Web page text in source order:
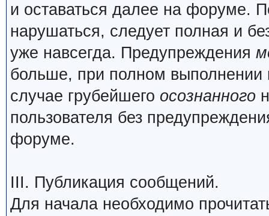
и оставаться далее на форуме.
нарушаться, следует полная и
уже навсегда. Предупреждения
больше, при полном
случае грубейшего осознанного
пользователя без
форуме.
III. Публикация сообщений.
Для начала необходимо